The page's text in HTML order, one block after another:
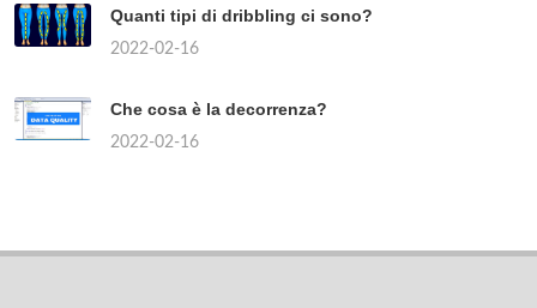
Quanti tipi di dribbling ci sono?
2022-02-16
Che cosa è la decorrenza?
2022-02-16